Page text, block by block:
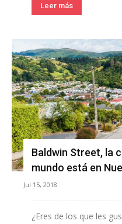
Leer más
Baldwin Street, la
mundo está en
Jul 15, 2018
¿Eres de los que les